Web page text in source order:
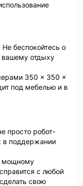
Не беспокойтесь о
вашему отдыху
350 × 350 ×
под мебелью и в
просто робот-
в поддержании
мощному
с любой
свою